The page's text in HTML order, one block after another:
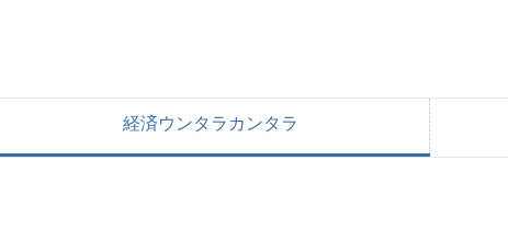
経済ウンタラカンタラ